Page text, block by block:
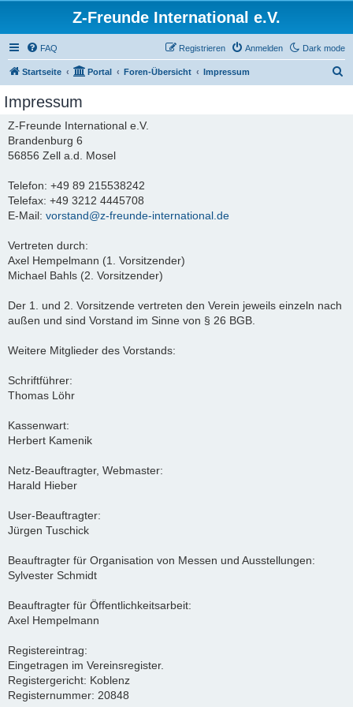
Z-Freunde International e.V.
Dark mode
FAQ Anmelden
Registrieren
Startseite Portal Foren-Übersicht Impressum
Impressum
Z-Freunde International e.V.
Brandenburg 6
56856 Zell a.d. Mosel
Telefon: +49 89 215538242
Telefax: +49 3212 4445708
E-Mail: vorstand@z-freunde-international.de
Vertreten durch:
Axel Hempelmann (1. Vorsitzender)
Michael Bahls (2. Vorsitzender)
Der 1. und 2. Vorsitzende vertreten den Verein jeweils einzeln nach
außen und sind Vorstand im Sinne von § 26 BGB.
Weitere Mitglieder des Vorstands:
Schriftführer:
Thomas Löhr
Kassenwart:
Herbert Kamenik
Netz-Beauftragter, Webmaster:
Harald Hieber
User-Beauftragter:
Jürgen Tuschick
Beauftragter für Organisation von Messen und Ausstellungen:
Sylvester Schmidt
Beauftragter für Öffentlichkeitsarbeit:
Axel Hempelmann
Registereintrag:
Eingetragen im Vereinsregister.
Registergericht: Koblenz
Registernummer: 20848